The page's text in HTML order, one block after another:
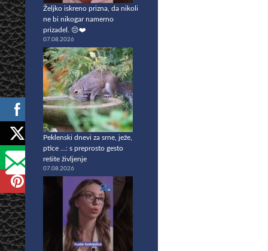
Željko iskreno prizna, da nikoli
ne bi nikogar namerno
prizadel. 😔❤️
07.08.2026
Peklenski dnevi za srne, ježe,
ptice …: s preprosto gesto
rešite življenje
07.08.2026